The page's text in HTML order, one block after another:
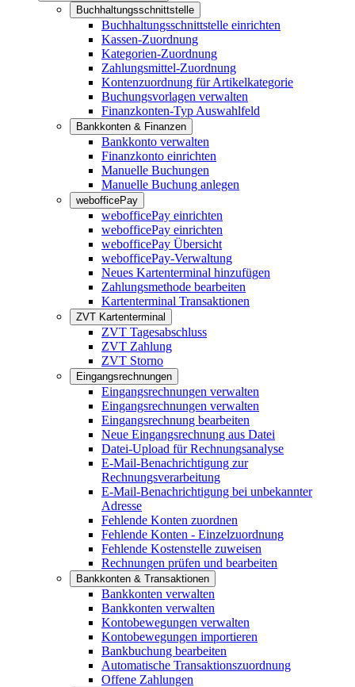
Buchhaltungsschnittstelle
Buchhaltungsschnittstelle einrichten
Kassen-Zuordnung
Kategorien-Zuordnung
Zahlungsmittel-Zuordnung
Kontenzuordnung für Artikelkategorie
Buchungsvorlagen verwalten
Finanzkonten-Typ Auswahlfeld
Bankkonten & Finanzen
Bankkonto verwalten
Finanzkonto einrichten
Manuelle Buchungen
Manuelle Buchung anlegen
webofficePay
webofficePay einrichten
webofficePay einrichten
webofficePay Übersicht
webofficePay-Verwaltung
Neues Kartenterminal hinzufügen
Zahlungsmethode bearbeiten
Kartenterminal Transaktionen
ZVT Kartenterminal
ZVT Tagesabschluss
ZVT Zahlung
ZVT Storno
Eingangsrechnungen
Eingangsrechnungen verwalten
Eingangsrechnungen verwalten
Eingangsrechnung bearbeiten
Neue Eingangsrechnung aus Datei
Datei-Upload für Rechnungsanalyse
E-Mail-Benachrichtigung zur
Rechnungsverarbeitung
E-Mail-Benachrichtigung bei unbekannter
Adresse
Fehlende Konten zuordnen
Fehlende Konten - Einzelzuordnung
Fehlende Kostenstelle zuweisen
Rechnungen prüfen und bearbeiten
Bankkonten & Transaktionen
Bankkonten verwalten
Bankkonten verwalten
Kontobewegungen verwalten
Kontobewegungen importieren
Bankbuchung bearbeiten
Automatische Transaktionszuordnung
Offene Zahlungen